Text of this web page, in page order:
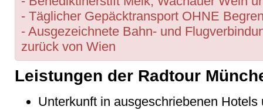
- Täglicher Gepäcktransport OHNE
- Ausgezeichnete Bahn- und
zurück von Wien
Leistungen der Radtour
Unterkunft in ausgeschriebenen